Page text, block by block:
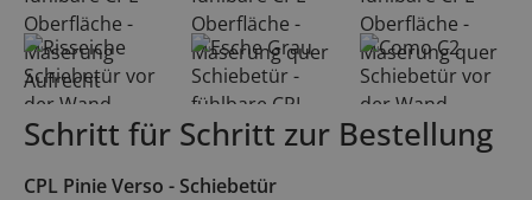
Schritt für Schritt zur Bestellung
CPL Pinie Verso - Schiebetür